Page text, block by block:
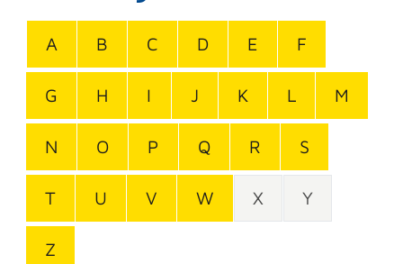
A B C D E F
G H I J K L M
N O P Q R S
T U V W X Y
Z